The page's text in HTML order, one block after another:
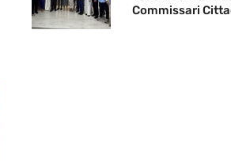
Commissari